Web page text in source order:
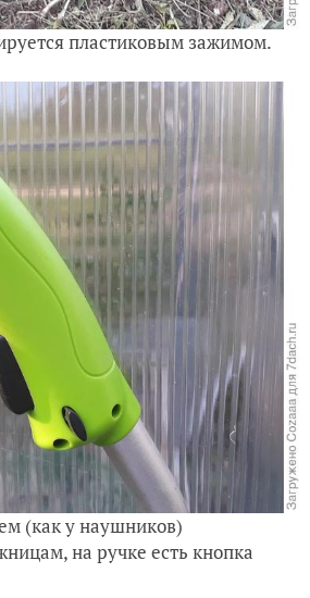
пластиковым зажимом.
(как у наушников)
на ручке есть кнопка